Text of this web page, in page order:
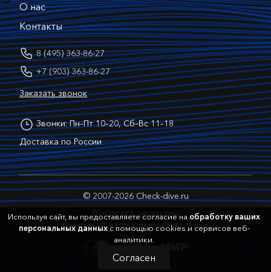
О нас
Контакты
8 (495) 363-86-27
+7 (903) 363-86-27
Заказать звонок
Звонки: Пн–Пт 10–20, Сб–Вс 11–18
Доставка по России
© 2007-2026 Check-dive.ru
Все права защищены
Политика обработки персональных данных
Используя сайт, вы предоставляете согласие на обработку ваших
персональных данныхс помощью cookies и сервисов веб-
аналитики.
Согласен